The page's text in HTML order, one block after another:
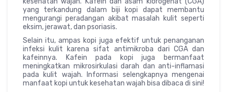
yang terkandung dalam biji kopi dapat membantu
mengurangi peradangan akibat masalah kulit seperti
eksim, jerawat, dan psoriasis.
Selain itu, ampas kopi juga efektif untuk penanganan
infeksi kulit karena sifat antimikroba dari CGA dan
kafeinnya. Kafein pada kopi juga bermanfaat
meningkatkan mikrosirkulasi darah dan anti-inflamasi
pada kulit wajah. Informasi selengkapnya mengenai
manfaat kopi untuk kesehatan wajah bisa dibaca di sini!